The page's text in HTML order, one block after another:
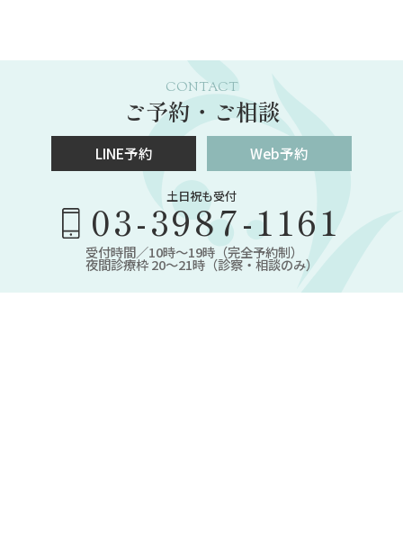
CONTACT
ご予約・ご相談
LINE予約 Web予約
土日祝も受付
03-3987-1161
受付時間／10時～19時（完全予約制）
夜間診療枠 20～21時（診察・相談のみ）